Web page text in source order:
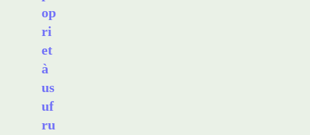
op
ri
et
à
us
uf
ru